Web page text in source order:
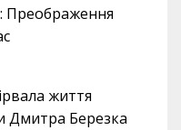
Преображення
життя
Дмитра Березка